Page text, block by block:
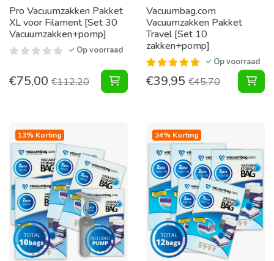
Pro Vacuumzakken Pakket
XL voor Filament [Set 30
Vacuumzakken+pomp]
Op voorraad
€75,00 €112,20 Vacuumzakken Pakket XL voor
Vacuumbag.com
Vacuumzakken Pakket
Travel [Set 10
zakken+pomp]
Op voorraad
€39,95 €45,70
13% Korting 34% Korting